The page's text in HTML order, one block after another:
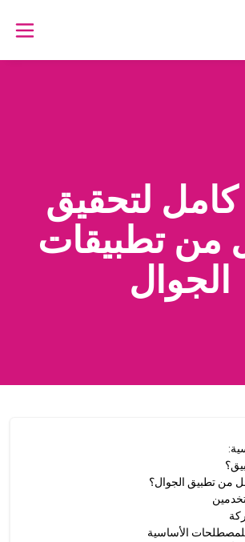
كامل لتحقيق
من تطبيقات
الجوال
من تطبيق الجوال؟
الأساسية